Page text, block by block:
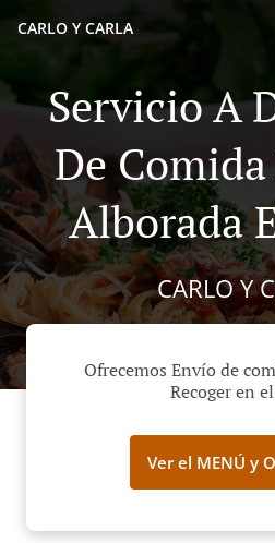
CARLO Y CARLA
Servicio A
De
Alborada
CARLO Y
Ofrecemos Envío de
Recoger en
Ver el MENÚ y